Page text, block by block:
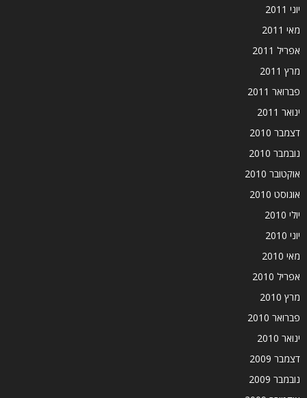
יוני 2011
מאי 2011
אפריל 2011
מרץ 2011
פברואר 2011
ינואר 2011
דצמבר 2010
נובמבר 2010
אוקטובר 2010
אוגוסט 2010
יולי 2010
יוני 2010
מאי 2010
אפריל 2010
מרץ 2010
פברואר 2010
ינואר 2010
דצמבר 2009
נובמבר 2009